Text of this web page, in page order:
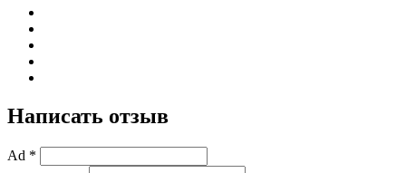
Написать отзыв
Ad *